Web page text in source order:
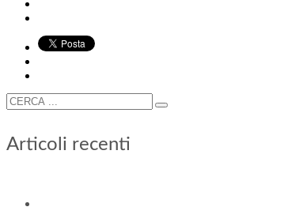
Articoli recenti